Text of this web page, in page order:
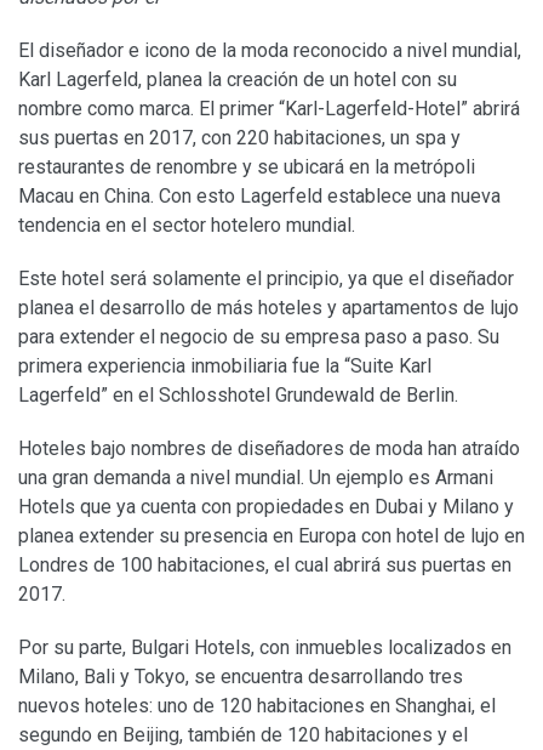
El diseñador e icono de la moda reconocido a nivel mundial,
Karl Lagerfeld, planea la creación de un hotel con su
nombre como marca. El primer “Karl-Lagerfeld-Hotel” abrirá
sus puertas en 2017, con 220 habitaciones, un spa y
restaurantes de renombre y se ubicará en la metrópoli
Macau en China. Con esto Lagerfeld establece una nueva
tendencia en el sector hotelero mundial.
Este hotel será solamente el principio, ya que el diseñador
planea el desarrollo de más hoteles y apartamentos de lujo
para extender el negocio de su empresa paso a paso. Su
primera experiencia inmobiliaria fue la “Suite Karl
Lagerfeld” en el Schlosshotel Grundewald de Berlin.
Hoteles bajo nombres de diseñadores de moda han atraído
una gran demanda a nivel mundial. Un ejemplo es Armani
Hotels que ya cuenta con propiedades en Dubai y Milano y
planea extender su presencia en Europa con hotel de lujo en
Londres de 100 habitaciones, el cual abrirá sus puertas en
2017.
Por su parte, Bulgari Hotels, con inmuebles localizados en
Milano, Bali y Tokyo, se encuentra desarrollando tres
nuevos hoteles: uno de 120 habitaciones en Shanghai, el
segundo en Beijing, también de 120 habitaciones y el